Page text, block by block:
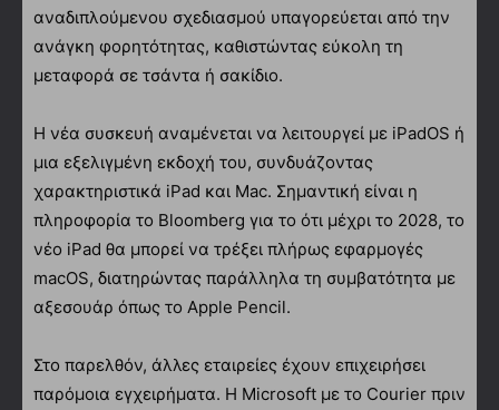
αναδιπλούμενου σχεδιασμού υπαγορεύεται από την
ανάγκη φορητότητας, καθιστώντας εύκολη τη
μεταφορά σε τσάντα ή σακίδιο.
Η νέα συσκευή αναμένεται να λειτουργεί με iPadOS ή
μια εξελιγμένη εκδοχή του, συνδυάζοντας
χαρακτηριστικά iPad και Mac. Σημαντική είναι η
πληροφορία το Bloomberg για το ότι μέχρι το 2028, το
νέο iPad θα μπορεί να τρέξει πλήρως εφαρμογές
macOS, διατηρώντας παράλληλα τη συμβατότητα με
αξεσουάρ όπως το Apple Pencil.
Στο παρελθόν, άλλες εταιρείες έχουν επιχειρήσει
παρόμοια εγχειρήματα. Η Microsoft με το Courier πριν